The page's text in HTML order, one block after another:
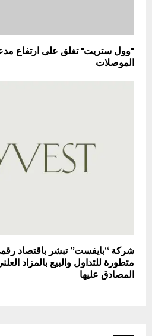
"وول ستريت" تغلق على ارتفاع
الموصلات
شركة “بايفست” تبشر باقتصاد
متطورة للتداول والبيع بالمزاد
المصادق عليها